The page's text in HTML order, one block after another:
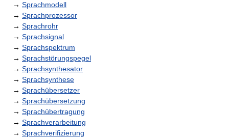
→ Sprachmodell
→ Sprachprozessor
→ Sprachrohr
→ Sprachsignal
→ Sprachspektrum
→ Sprachstörungspegel
→ Sprachsynthesator
→ Sprachsynthese
→ Sprachübersetzer
→ Sprachübersetzung
→ Sprachübertragung
→ Sprachverarbeitung
→ Sprachverifizierung